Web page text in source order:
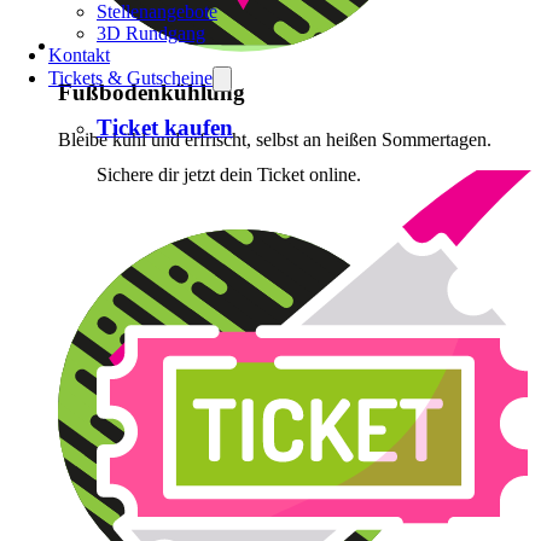
Stellenangebote
3D Rundgang
Kontakt
Tickets & Gutscheine
Ticket kaufen
Sichere dir jetzt dein Ticket online.
Fußbodenkühlung
Bleibe kühl und erfrischt, selbst an heißen Sommertagen.